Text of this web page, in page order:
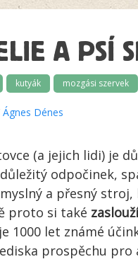
A PSÍ
kutyák mozgási szervek
Ágnes Dénes
(a jejich lidi) je
odpočinek,
a přesný
proto si také
1000 let známé
prospěchu pro